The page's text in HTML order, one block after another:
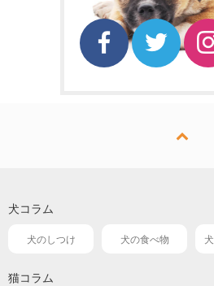
犬コラム
犬のしつけ 犬の食べ物
猫コラム